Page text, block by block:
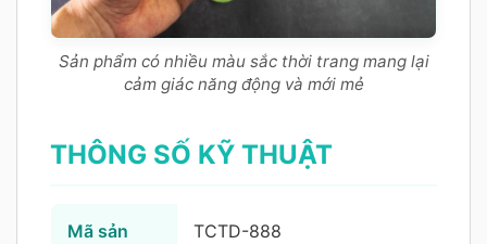
Sản phẩm có nhiều màu sắc thời trang mang lại
cảm giác năng động và mới mẻ
THÔNG SỐ KỸ THUẬT
Mã sản
TCTD-888